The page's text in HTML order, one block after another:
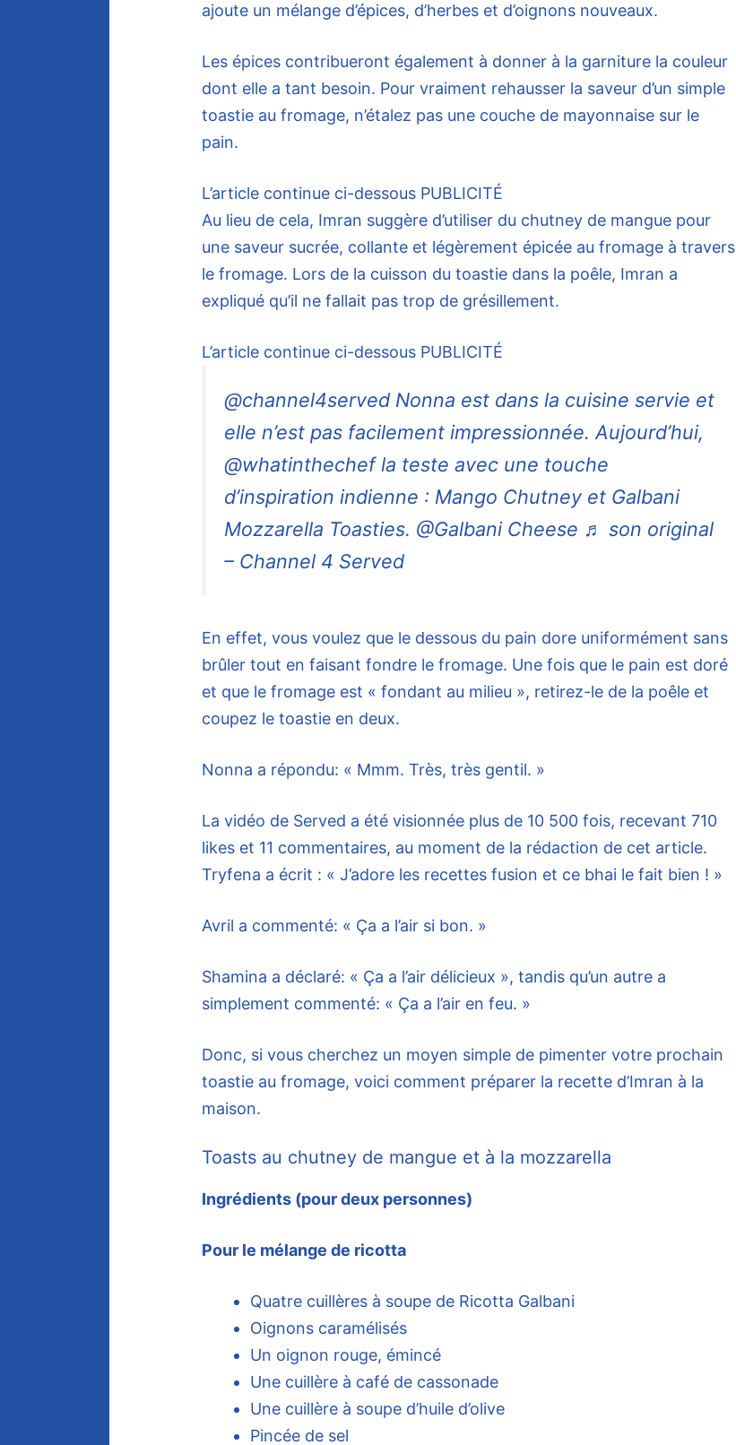
ajoute un mélange d’épices, d’herbes et d’oignons nouveaux.
Les épices contribueront également à donner à la garniture la couleur
dont elle a tant besoin. Pour vraiment rehausser la saveur d’un simple
toastie au fromage, n’étalez pas une couche de mayonnaise sur le
pain.
L’article continue ci-dessous PUBLICITÉ
Au lieu de cela, Imran suggère d’utiliser du chutney de mangue pour
une saveur sucrée, collante et légèrement épicée au fromage à travers
le fromage. Lors de la cuisson du toastie dans la poêle, Imran a
expliqué qu’il ne fallait pas trop de grésillement.
L’article continue ci-dessous PUBLICITÉ
@channel4served Nonna est dans la cuisine servie et
elle n’est pas facilement impressionnée. Aujourd’hui,
@whatinthechef la teste avec une touche
d’inspiration indienne : Mango Chutney et Galbani
Mozzarella Toasties. @Galbani Cheese ♬ son original
– Channel 4 Served
En effet, vous voulez que le dessous du pain dore uniformément sans
brûler tout en faisant fondre le fromage. Une fois que le pain est doré
et que le fromage est « fondant au milieu », retirez-le de la poêle et
coupez le toastie en deux.
Nonna a répondu: « Mmm. Très, très gentil. »
La vidéo de Served a été visionnée plus de 10 500 fois, recevant 710
likes et 11 commentaires, au moment de la rédaction de cet article.
Tryfena a écrit : « J’adore les recettes fusion et ce bhai le fait bien ! »
Avril a commenté: « Ça a l’air si bon. »
Shamina a déclaré: « Ça a l’air délicieux », tandis qu’un autre a
simplement commenté: « Ça a l’air en feu. »
Donc, si vous cherchez un moyen simple de pimenter votre prochain
toastie au fromage, voici comment préparer la recette d’Imran à la
maison.
Toasts au chutney de mangue et à la mozzarella
Ingrédients (pour deux personnes)
Pour le mélange de ricotta
Quatre cuillères à soupe de Ricotta Galbani
Oignons caramélisés
Un oignon rouge, émincé
Une cuillère à café de cassonade
Une cuillère à soupe d’huile d’olive
Pincée de sel